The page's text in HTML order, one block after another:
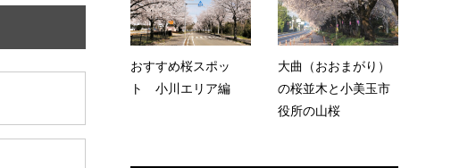
おすすめ桜スポッ
ト 小川エリア編
大曲（おおまがり）
の桜並木と小美玉市
役所の山桜